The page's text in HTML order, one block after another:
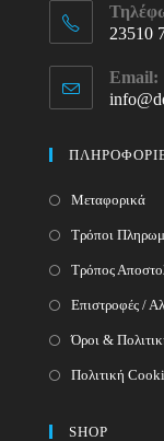
23510
in
your
Email:
Μεταφορικά
Τρόποι
Τρόπος
Επιστροφές /
Όροι &
Πολιτική
SHOP